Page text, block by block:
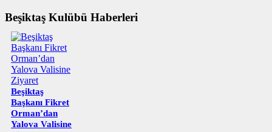
Beşiktaş Kulübü Haberleri
Beşiktaş
Başkanı Fikret
Orman’dan
Yalova Valisine